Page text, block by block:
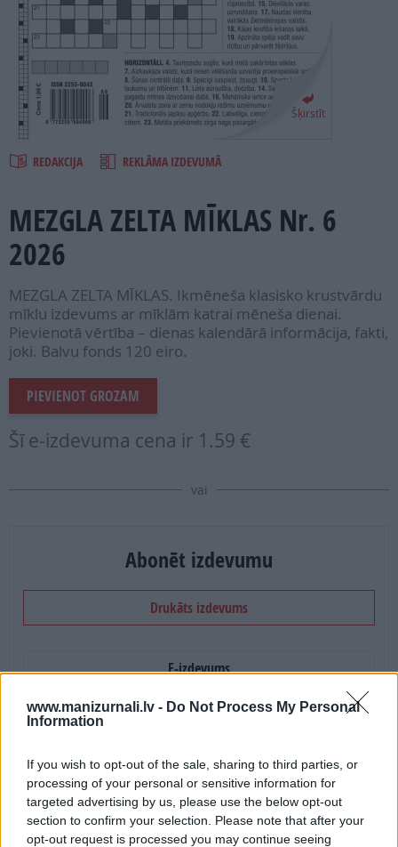
www.manizurnali.lv - Do Not Process My Personal
Information
If you wish to opt-out of the sale, sharing to third parties, or
processing of your personal or sensitive information for
targeted advertising by us, please use the below opt-out
section to confirm your selection. Please note that after your
opt-out request is processed you may continue seeing
SEARCH
Šķirstīt
REDAKCIJA REKLĀMA IZDEVUMĀ
MEZGLA ZELTA MĪKLAS Nr. 6
2026
MEZGLA ZELTA MĪKLAS. Ikmēneša klasisko krustvārdu
mīklu izdevums ar mīklām katrai mēneša dienai.
Pievienotā vērtība – dienas kalendārā informācija, fakti,
joki. Balvu fonds 120 eiro.
PIEVIENOT GROZAM
Šī e-izdevuma cena ir 1.59 €
vai
Abonēt izdevumu
Drukāts izdevums
E-izdevums
Abonēšanas perioda sākums:
Mēnešu skaits:
4 mēneši /7.79 Eur